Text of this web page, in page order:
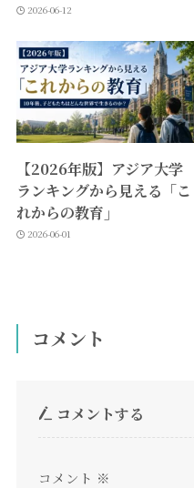
2026-06-12
【2026年版】アジア大学
ランキングから見える「こ
れからの教育」
2026-06-01
コメント
コメントする
コメント ※